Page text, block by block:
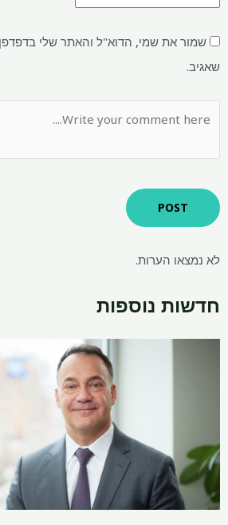
שמור את שמי, הדוא"ל והאתר שלי
שאגיב.
לא נמצאו הערות.
חדשות נוספות